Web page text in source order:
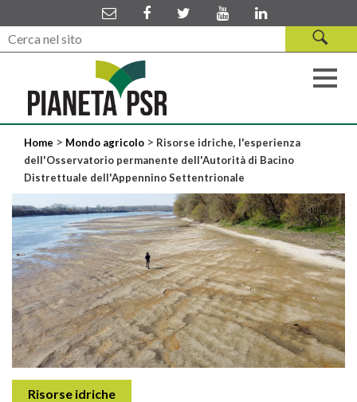
Home > Mondo agricolo > Risorse idriche, l'esperienza
dell'Osservatorio permanente dell'Autorità di Bacino
Distrettuale dell'Appennino Settentrionale
Risorse idriche